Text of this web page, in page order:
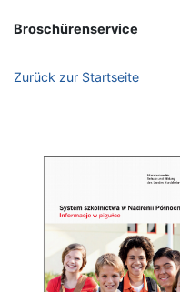
Broschürenservice
Zurück zur Startseite